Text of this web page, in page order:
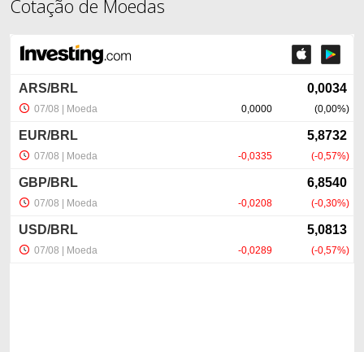
Cotação de Moedas